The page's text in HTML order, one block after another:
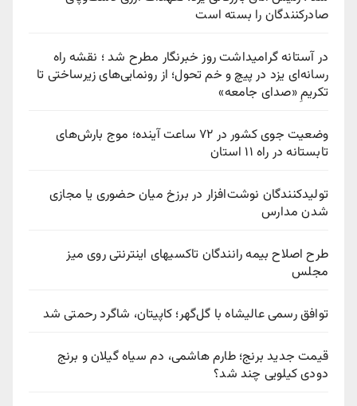
صادرکنندگان را بسته است
در آستانه گرامیداشت روز خبرنگار مطرح شد ؛ نقشه راه
رسانه‌ای یزد در پیچ‌ و خم تحول؛ از رونمایی‌های زیرساختی تا
تکریمِ «صدای جامعه»
وضعیت جوی کشور در ۷۲ ساعت آینده؛ موج بارش‌های
تابستانه در راه ۱۱ استان
تولیدکنندگان نوشت‌افزار در برزخ میان حضوری یا مجازی
شدن مدارس
طرح اصلاح بیمه رانندگان تاکسیهای اینترنتی روی میز
مجلس
توافق رسمی عالیشاه با گل‌گهر؛ کاپیتان، شاگرد رحمتی شد
قیمت جدید برنج؛ طارم هاشمی، دم سیاه گیلان و برنج
دودی کیلویی چند شد؟